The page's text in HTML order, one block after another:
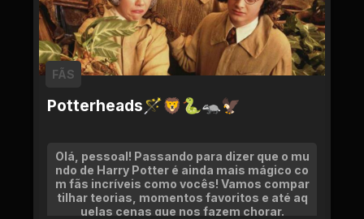
Potterheads🪄🦁🐍🦡🦅
FÃS
Olá, pessoal! Passando para dizer que o mu
ndo de Harry Potter é ainda mais mágico co
m fãs incríveis como vocês! Vamos compar
tilhar teorias, momentos favoritos e até aq
uelas cenas que nos fazem chorar.